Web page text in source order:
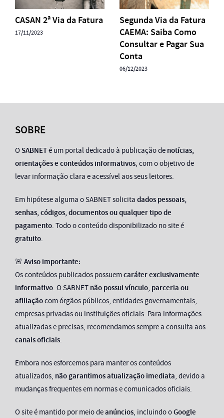
CASAN 2ª Via da Fatura
17/11/2023
Segunda Via da Fatura
CAEMA: Saiba Como
Consultar e Pagar Sua
Conta
06/12/2023
SOBRE
O SABNETé um portal dedicado à publicação de notícias,
orientações e conteúdos informativos, com o objetivo de
levar informação clara e acessível aos seus leitores.
Em hipótese alguma o SABNET solicita dados pessoais,
senhas, códigos, documentos ou qualquer tipo de
pagamento. Todo o conteúdo disponibilizado no site é
gratuito.
🚨 Aviso importante:
Os conteúdos publicados possuemcaráter exclusivamente
informativo. O SABNET não possui vínculo, parceria ou
afiliaçãocom órgãos públicos, entidades governamentais,
empresas privadas ou instituições oficiais. Para informações
atualizadas e precisas, recomendamos sempre a consulta aos
canais oficiais.
Embora nos esforcemos para manter os conteúdos
atualizados, não garantimos atualização imediata, devido a
mudanças frequentes em normas e comunicados oficiais.
O site é mantido por meio deanúncios, incluindo oGoogle